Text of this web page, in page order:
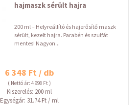
hajmaszk sérült hajra
200 ml – Helyreállító és hajerősítő maszk
sérült, kezelt hajra. Parabén és szulfát
mentes! Nagyon...
6 348 Ft / db
( Nettó ár: 4 998 Ft )
Kiszerelés: 200 ml
Egységár: 31.74 Ft / ml